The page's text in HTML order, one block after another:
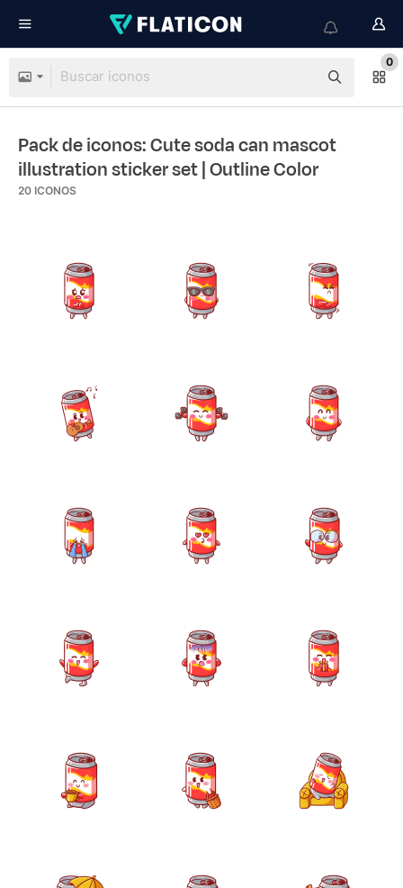
0
Pack de iconos: Cute soda can mascot
illustration sticker set| Outline Color
20 ICONOS